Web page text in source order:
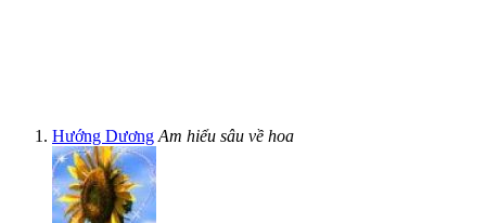
Hướng Dương Am hiểu sâu về hoa